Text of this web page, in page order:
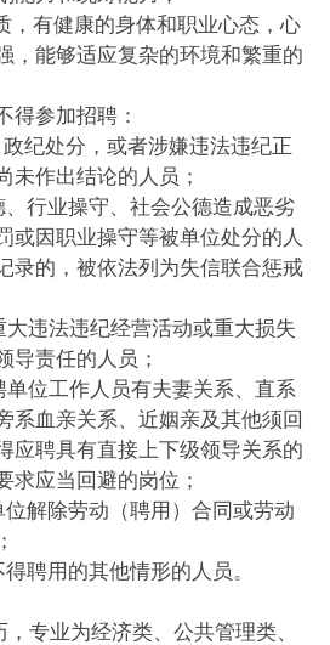
，有健康的身体和职业心态，心
，能够适应复杂的环境和繁重的
得参加招聘：
政纪处分，或者涉嫌违法违纪正
未作出结论的人员；
、行业操守、社会公德造成恶劣
或因职业操守等被单位处分的人
录的，被依法列为失信联合惩戒
大违法违纪经营活动或重大损失
导责任的人员；
单位工作人员有夫妻关系、直系
系血亲关系、近姻亲及其他须回
应聘具有直接上下级领导关系的
求应当回避的岗位；
位解除劳动（聘用）合同或劳动
聘用的其他情形的人员。
专业为经济类、公共管理类、